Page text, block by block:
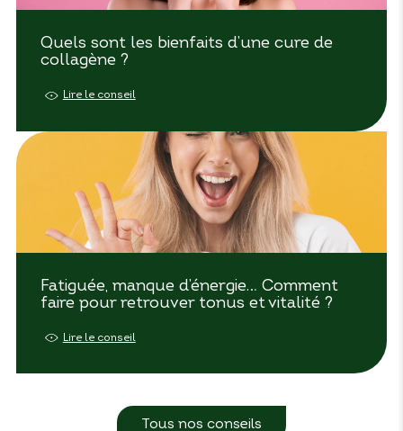
Quels sont les bienfaits d’une cure de
collagène ?
Lire le conseil
Fatiguée, manque d’énergie… Comment
faire pour retrouver tonus et vitalité ?
Lire le conseil
Tous nos conseils